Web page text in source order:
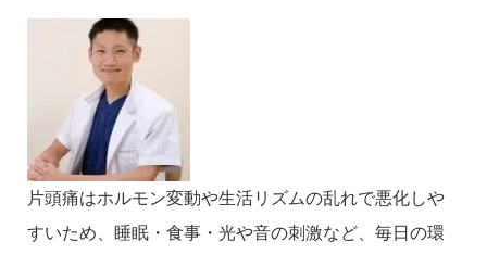
片頭痛はホルモン変動や生活リズムの乱れで悪化しや
すいため、睡眠・食事・光や音の刺激など、毎日の環